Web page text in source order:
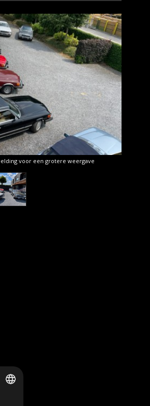
voor een grotere weergave